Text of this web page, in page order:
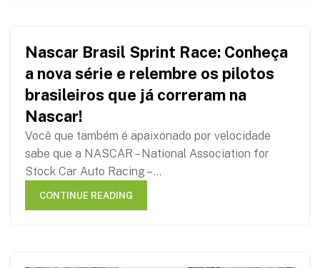
FEB
Nascar Brasil Sprint Race: Conheça
a nova série e relembre os pilotos
brasileiros que já correram na
Nascar!
Você que também é apaixonado por velocidade
sabe que a NASCAR – National Association for
Stock Car Auto Racing – ...
CONTINUE READING